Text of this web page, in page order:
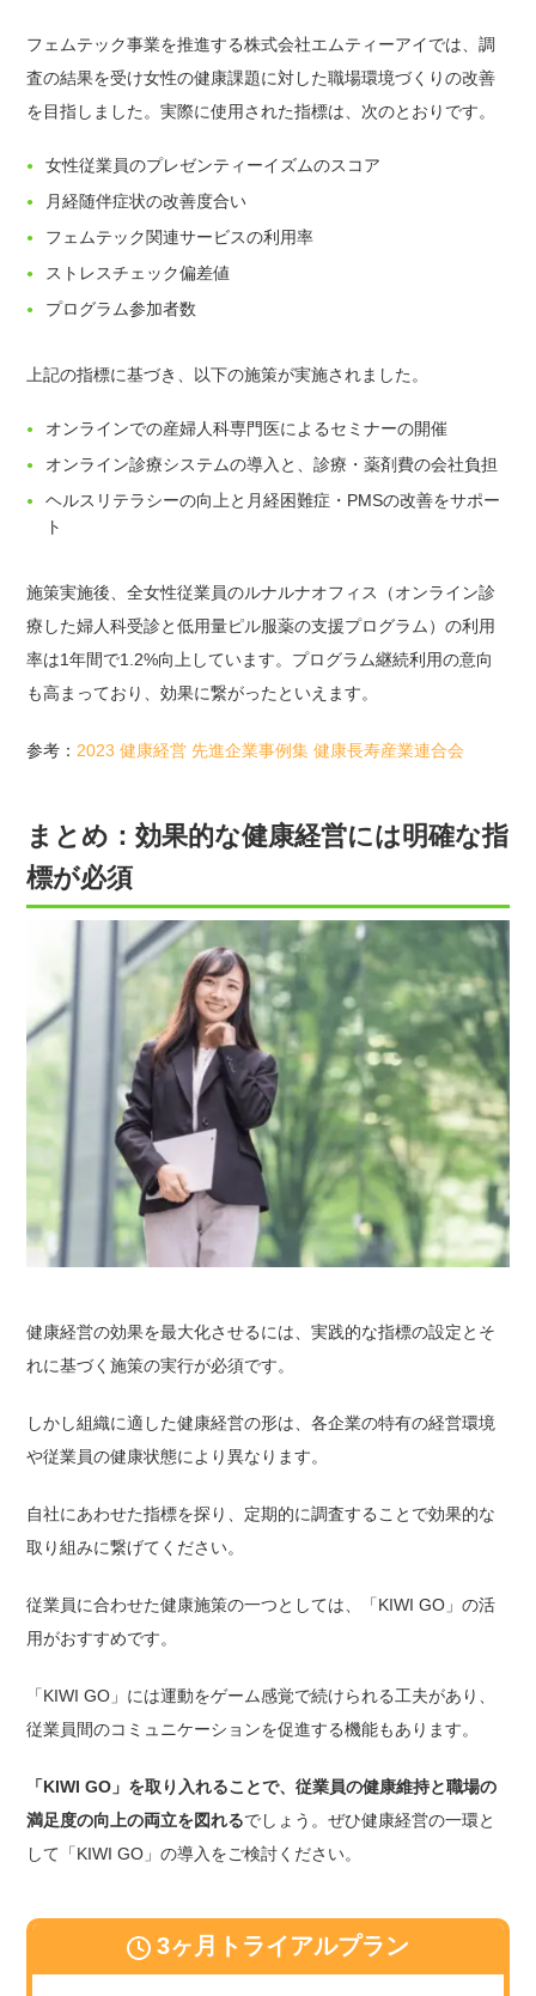
フェムテック事業を推進する株式会社エムティーアイでは、調
査の結果を受け女性の健康課題に対した職場環境づくりの改善
を目指しました。実際に使用された指標は、次のとおりです。
女性従業員のプレゼンティーイズムのスコア
月経随伴症状の改善度合い
フェムテック関連サービスの利用率
ストレスチェック偏差値
プログラム参加者数
上記の指標に基づき、以下の施策が実施されました。
オンラインでの産婦人科専門医によるセミナーの開催
オンライン診療システムの導入と、診療・薬剤費の会社負担
ヘルスリテラシーの向上と月経困難症・PMSの改善をサポー
ト
施策実施後、全女性従業員のルナルナオフィス（オンライン診
療した婦人科受診と低用量ピル服薬の支援プログラム）の利用
率は1年間で1.2%向上しています。プログラム継続利用の意向
も高まっており、効果に繋がったといえます。
参考： 2023 健康経営 先進企業事例集 健康長寿産業連合会
まとめ：効果的な健康経営には明確な指
標が必須
健康経営の効果を最大化させるには、実践的な指標の設定とそ
れに基づく施策の実行が必須です。
しかし組織に適した健康経営の形は、各企業の特有の経営環境
や従業員の健康状態により異なります。
自社にあわせた指標を探り、定期的に調査することで効果的な
取り組みに繋げてください。
従業員に合わせた健康施策の一つとしては、「KIWI GO」の活
用がおすすめです。
「KIWI GO」には運動をゲーム感覚で続けられる工夫があり、
従業員間のコミュニケーションを促進する機能もあります。
「KIWI GO」を取り入れることで、従業員の健康維持と職場の
満足度の向上の両立を図れるでしょう。ぜひ健康経営の一環と
して「KIWI GO」の導入をご検討ください。
3ヶ月トライアルプラン